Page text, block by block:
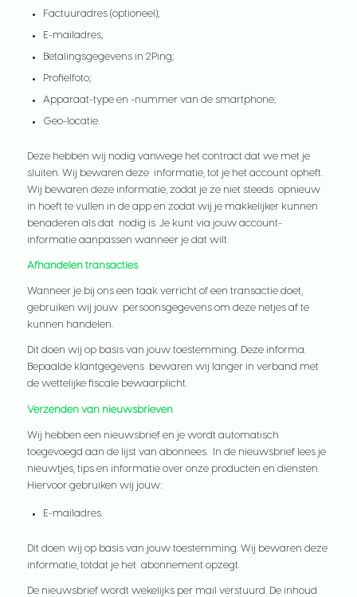
Factuuradres (optioneel);
E-mailadres;
Betalingsgegevens in 2Ping;
Profielfoto;
Apparaat-type en -nummer van de smartphone;
Geo-locatie.
Deze hebben wij nodig vanwege het contract dat we met je
sluiten. Wij bewaren deze informatie, tot je het account opheft.
Wij bewaren deze informatie, zodat je ze niet steeds opnieuw
in hoeft te vullen in de app en zodat wij je makkelijker kunnen
benaderen als dat nodig is. Je kunt via jouw account-
informatie aanpassen wanneer je dat wilt.
Afhandelen transacties
Wanneer je bij ons een taak verricht of een transactie doet,
gebruiken wij jouw persoonsgegevens om deze netjes af te
kunnen handelen.
Dit doen wij op basis van jouw toestemming. Deze informa.
Bepaalde klantgegevens bewaren wij langer in verband met
de wettelijke fiscale bewaarplicht.
Verzenden van nieuwsbrieven
Wij hebben een nieuwsbrief en je wordt automatisch
toegevoegd aan de lijst van abonnees. In de nieuwsbrief lees je
nieuwtjes, tips en informatie over onze producten en diensten.
Hiervoor gebruiken wij jouw:
E-mailadres.
Dit doen wij op basis van jouw toestemming. Wij bewaren deze
informatie, totdat je het abonnement opzegt.
De nieuwsbrief wordt wekelijks per mail verstuurd. De inhoud